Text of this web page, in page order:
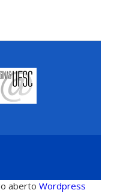
abertoWordpress